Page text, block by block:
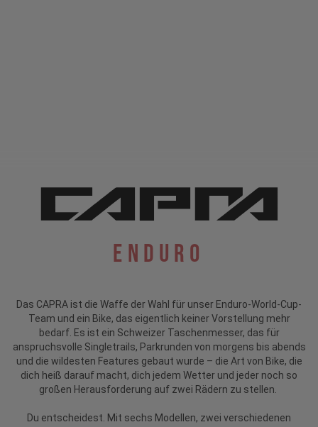
Enduro
Das CAPRA ist die Waffe der Wahl für unser Enduro-World-Cup-
Team und ein Bike, das eigentlich keiner Vorstellung mehr
bedarf. Es ist ein Schweizer Taschenmesser, das für
anspruchsvolle Singletrails, Parkrunden von morgens bis abends
und die wildesten Features gebaut wurde – die Art von Bike, die
dich heiß darauf macht, dich jedem Wetter und jeder noch so
großen Herausforderung auf zwei Rädern zu stellen.
Du entscheidest. Mit sechs Modellen, zwei verschiedenen